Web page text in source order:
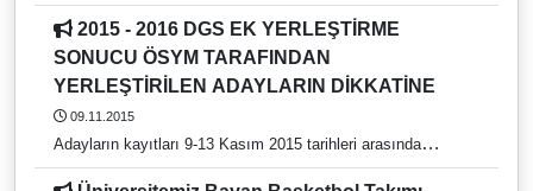
ve başvuru koşulları açıklanmıştır. Öğrenciler çalışacak
oldukları birimler için belirlenen tarihlerde evraklarıyla birlikte
Sağlık Kültür ve Spor Daire Başkanlığı'na başvurmalıdırlar.
SONUCU ÖSYM TARAFINDAN
YERLEŞTİRİLEN ADAYLARIN DİKKATİNE
09.11.2015
Adayların kayıtları 9-13 Kasım 2015 tarihleri arasında
yapılacaktır. Kayıt için adaylar 9 Kasım Pazartesi günü saat